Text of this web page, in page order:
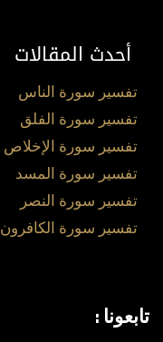
أحدث المقالات
تفسير سورة الناس
تفسير سورة الفلق
تفسير سورة الإخلاص
تفسير سورة المسد
تفسير سورة النصر
تفسير سورة الكافرون
تابعونا :